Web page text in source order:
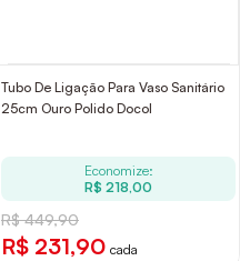
Tubo De Ligação Para Vaso Sanitário
25cm Ouro Polido Docol
Economize:
R$ 218,00
R$ 449,90
R$ 231,90 cada